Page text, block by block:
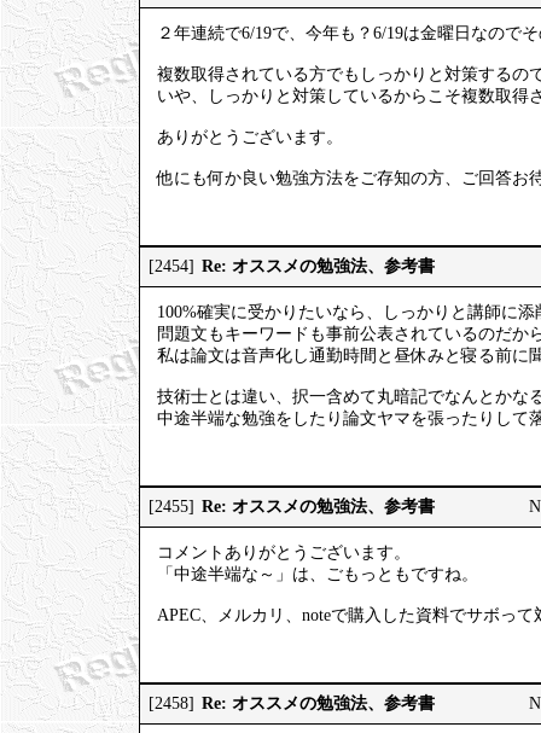
２年連続で6/19で、今年も？6/19は金曜日なので
複数取得されている方でもしっかりと対策するの
いや、しっかりと対策しているからこそ複数取得
ありがとうございます。
他にも何か良い勉強方法をご存知の方、ご回答お
[2454] Re: オススメの勉強法、参考書
100%確実に受かりたいなら、しっかりと講師に
問題文もキーワードも事前公表されているのだ
私は論文は音声化し通勤時間と昼休みと寝る前に
技術士とは違い、択一含めて丸暗記でなんとかな
中途半端な勉強をしたり論文ヤマを張ったりして
[2455] Re: オススメの勉強法、参考書
コメントありがとうございます。
「中途半端な～」は、ごもっともですね。
APEC、メルカリ、noteで購入した資料でサボっ
[2458] Re: オススメの勉強法、参考書